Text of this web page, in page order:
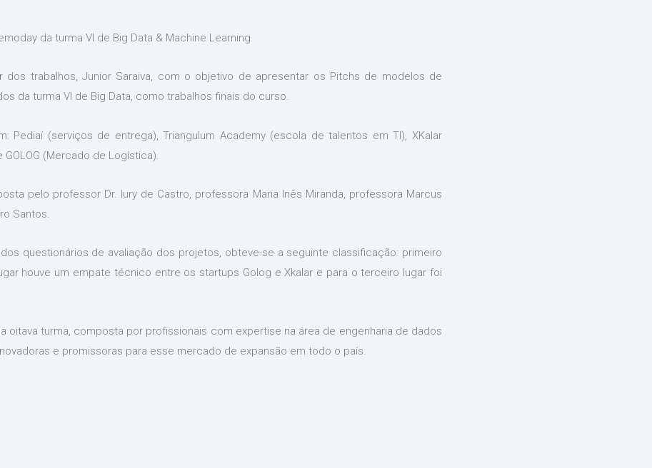
da turma VI de Big Data & Machine Learning.
trabalhos, Junior Saraiva, com o objetivo de apresentar os Pitchs de modelos de
da turma VI de Big Data, como trabalhos finais do curso.
Pediaí (serviços de entrega), Triangulum Academy (escola de talentos em TI), XKalar
(Mercado de Logística).
pelo professor Dr. Iury de Castro, professora Maria Inês Miranda, professora Marcus
Santos.
questionários de avaliação dos projetos, obteve-se a seguinte classificação: primeiro
houve um empate técnico entre os startups Golog e Xkalar e para o terceiro lugar foi
oitava turma, composta por profissionais com expertise na área de engenharia de dados
e promissoras para esse mercado de expansão em todo o país.